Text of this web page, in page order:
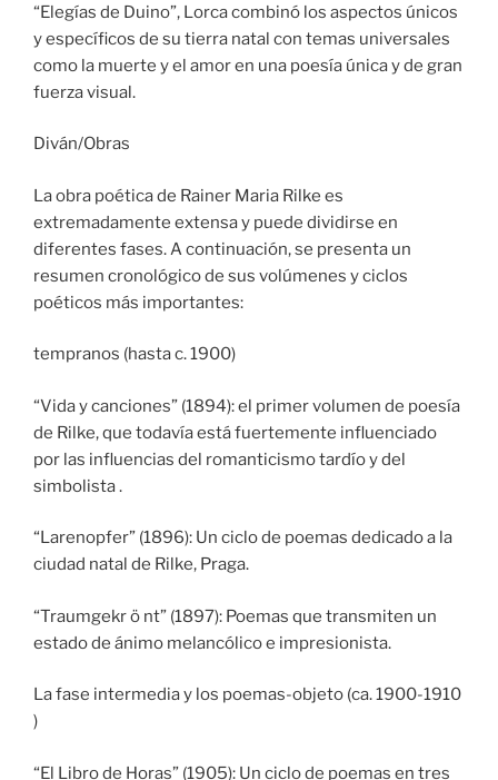
“Elegías de Duino”, Lorca combinó los aspectos únicos
y específicos de su tierra natal con temas universales
como la muerte y el amor en una poesía única y de gran
fuerza visual.
Diván/Obras
La obra poética de Rainer Maria Rilke es
extremadamente extensa y puede dividirse en
diferentes fases. A continuación, se presenta un
resumen cronológico de sus volúmenes y ciclos
poéticos más importantes:
tempranos (hasta c. 1900)
“Vida y canciones” (1894): el primer volumen de poesía
de Rilke, que todavía está fuertemente influenciado
por las influencias del romanticismo tardío y del
simbolista .
“Larenopfer” (1896): Un ciclo de poemas dedicado a la
ciudad natal de Rilke, Praga.
“Traumgekr ö nt” (1897): Poemas que transmiten un
estado de ánimo melancólico e impresionista.
La fase intermedia y los poemas-objeto (ca. 1900-1910
)
“El Libro de Horas” (1905): Un ciclo de poemas en tres